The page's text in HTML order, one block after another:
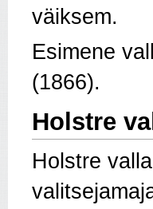
väiksem.
Esimene
(1866).
Holstre
Holstre